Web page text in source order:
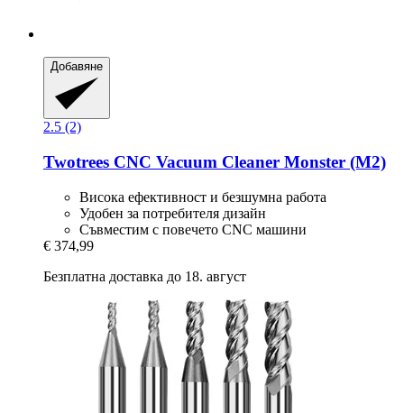
Добавяне
2.5 (2)
Twotrees CNC Vacuum Cleaner Monster (M2)
Висока ефективност и безшумна работа
Удобен за потребителя дизайн
Съвместим с повечето CNC машини
€ 374,99
Безплатна доставка до 18. август